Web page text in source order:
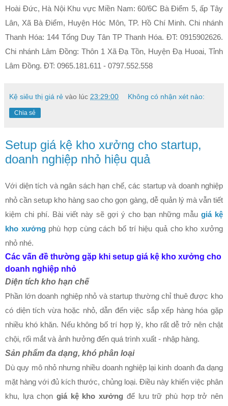
Hoài Đức, Hà Nội Khu vực Miền Nam: 60/6C Bà Điểm 5, ấp Tây
Lân, Xã Bà Điểm, Huyện Hóc Môn, TP. Hồ Chí Minh. Chi nhánh
Thanh Hóa: 144 Tống Duy Tân TP Thanh Hóa. ĐT: 0915902626.
Chi nhánh Lâm Đồng: Thôn 1 Xã Đạ Tồn, Huyện Đạ Huoai, Tỉnh
Lâm Đồng. ĐT: 0965.181.611 - 0797.552.558
Kệ siêu thị giá rẻ vào lúc 23:29:00 Không có nhận xét nào:
Chia sẻ
Setup giá kệ kho xưởng cho startup,
doanh nghiệp nhỏ hiệu quả
Với diện tích và ngân sách hạn chế, các startup và doanh nghiệp
nhỏ cần setup kho hàng sao cho gọn gàng, dễ quản lý mà vẫn tiết
kiệm chi phí. Bài viết này sẽ gợi ý cho bạn những mẫu giá kệ
kho xưởngphù hợp cùng cách bố trí hiệu quả cho kho xưởng
nhỏ nhé.
Các vấn đề thường gặp khi setup giá kệ kho xưởng cho
doanh nghiệp nhỏ
Diện tích kho hạn chế
Phần lớn doanh nghiệp nhỏ và startup thường chỉ thuê được kho
có diện tích vừa hoặc nhỏ, dẫn đến việc sắp xếp hàng hóa gặp
nhiều khó khăn. Nếu không bố trí hợp lý, kho rất dễ trở nên chật
chội, rối mắt và ảnh hưởng đến quá trình xuất - nhập hàng.
Sản phẩm đa dạng, khó phân loại
Dù quy mô nhỏ nhưng nhiều doanh nghiệp lại kinh doanh đa dạng
mặt hàng với đủ kích thước, chủng loại. Điều này khiến việc phân
khu, lựa chọngiá kệ kho xưởng để lưu trữ phù hợp trở nên